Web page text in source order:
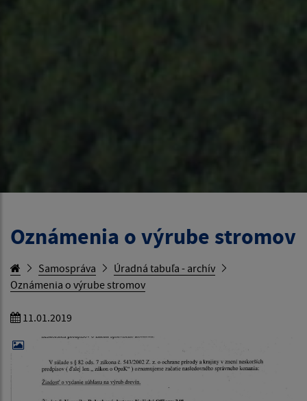
Oznámenia o výrube stromov
Samospráva
Úradná tabuľa - archív
Oznámenia o výrube stromov
11.01.2019